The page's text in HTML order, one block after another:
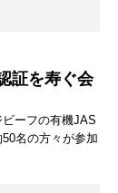
証を寿ぐ会
ーフの有機JAS
名の方々が参加